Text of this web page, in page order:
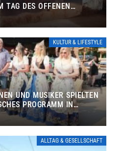
TAG DES OFFENEN
KULTUR & LIFESTYLE
UND MUSIKER SPIELTEN
PROGRAMM IN
ALLTAG & GESELLSCHAFT